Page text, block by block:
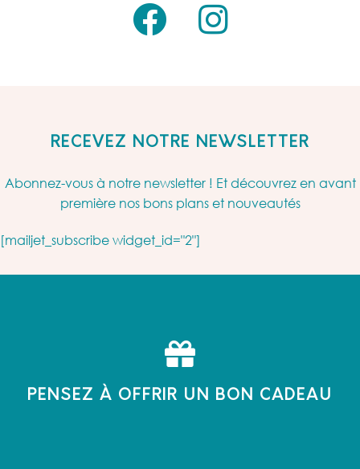
RECEVEZ NOTRE NEWSLETTER
Abonnez-vous à notre newsletter ! Et découvrez en avant
première nos bons plans et nouveautés
[mailjet_subscribe widget_id="2"]
PENSEZ À OFFRIR UN BON CADEAU